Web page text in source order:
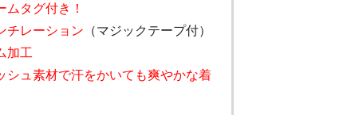
ムタグ付き！
チレーション （マジックテープ付）
加工
シュ素材で汗をかいても爽やかな着